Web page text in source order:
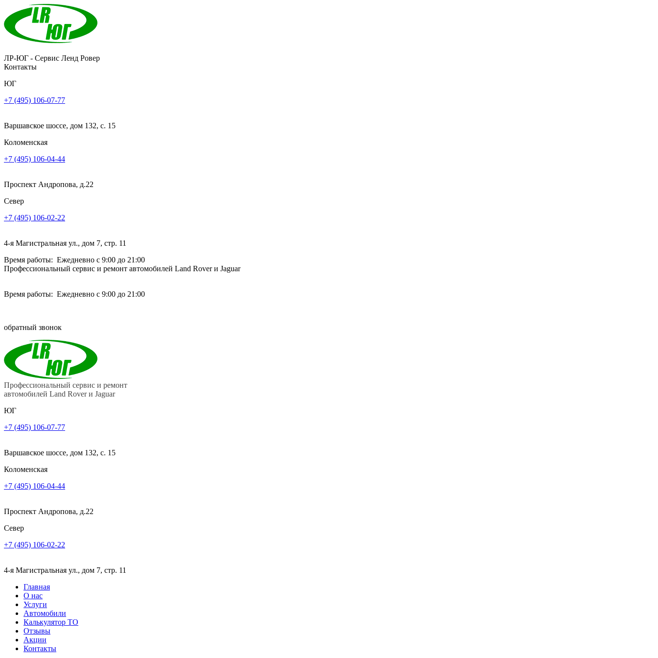
ЛР-ЮГ - Сервис Ленд Ровер
Контакты
ЮГ
+7 (495) 106-07-77
Варшавское шоссе, дом 132, с. 15
Коломенская
+7 (495) 106-04-44
Проспект Андропова, д.22
Север
+7 (495) 106-02-22
4-я Магистральная ул., дом 7, стр. 11
Время работы: Ежедневно с 9:00 до 21:00
Профессиональный сервис и ремонт автомобилей Land Rover и Jaguar
Время работы: Ежедневно с 9:00 до 21:00
обратный звонок
Профессиональный сервис и ремонт
автомобилей Land Rover и Jaguar
ЮГ
+7 (495) 106-07-77
Варшавское шоссе, дом 132, с. 15
Коломенская
+7 (495) 106-04-44
Проспект Андропова, д.22
Север
+7 (495) 106-02-22
4-я Магистральная ул., дом 7, стр. 11
Главная
О нас
Услуги
Автомобили
Калькулятор ТО
Отзывы
Акции
Контакты